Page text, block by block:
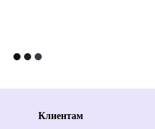
Клиентам